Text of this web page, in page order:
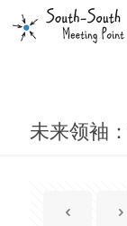
未来领袖